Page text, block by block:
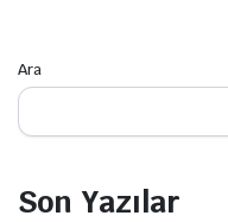
Ara
Son Yazılar